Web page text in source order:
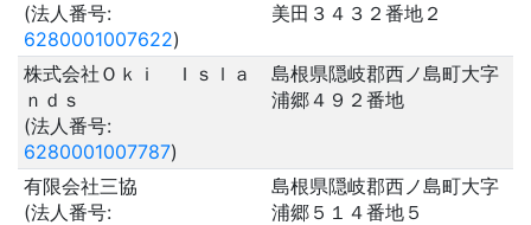
(法人番号:
6280001007622)
美田３４３２番地２
株式会社Ｏｋｉ Ｉｓｌａ
ｎｄｓ
(法人番号:
6280001007787)
島根県隠岐郡西ノ島町大字
浦郷４９２番地
有限会社三協
(法人番号:
島根県隠岐郡西ノ島町大字
浦郷５１４番地５